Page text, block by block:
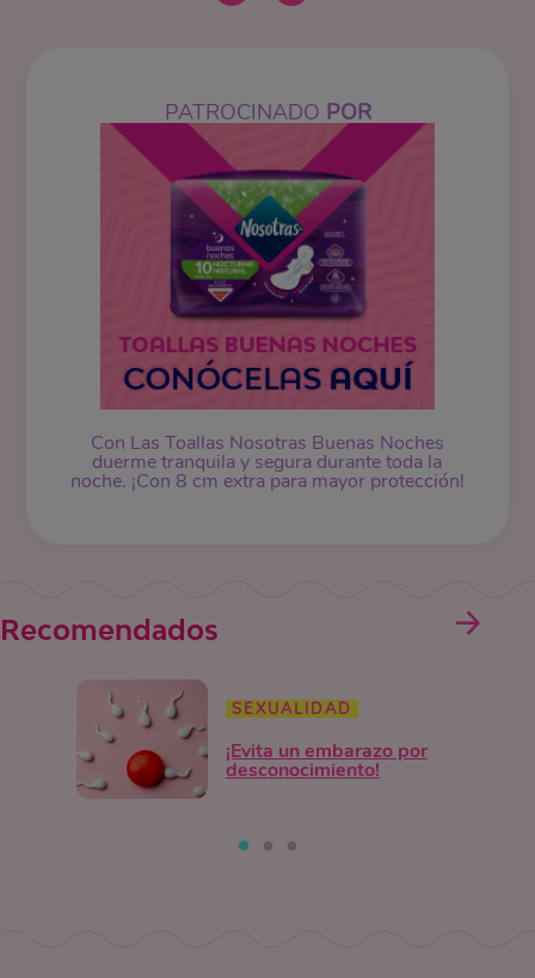
PATROCINADO POR
Con Las Toallas Nosotras Buenas Noches
duerme tranquila y segura durante toda la
noche. ¡Con 8 cm extra para mayor protección!
Recomendados
SEXUALIDAD
¡Evita un embarazo por
desconocimiento!